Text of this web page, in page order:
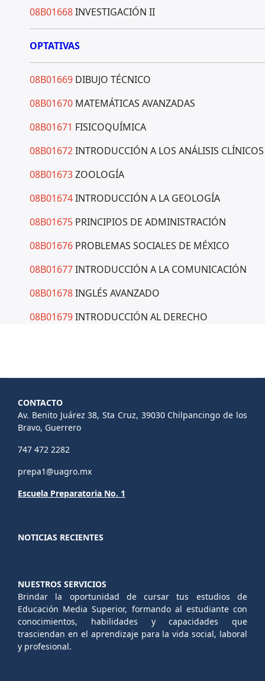
08B01668INVESTIGACIÓN II
OPTATIVAS
08B01669 DIBUJO TÉCNICO
08B01670 MATEMÁTICAS AVANZADAS
08B01671 FISICOQUÍMICA
08B01672INTRODUCCIÓN A LOS ANÁLISIS CLÍNICOS
08B01673ZOOLOGÍA
08B01674INTRODUCCIÓN A LA GEOLOGÍA
08B01675 PRINCIPIOS DE ADMINISTRACIÓN
08B01676 PROBLEMAS SOCIALES DE MÉXICO
08B01677INTRODUCCIÓN A LA COMUNICACIÓN
08B01678INGLÉS AVANZADO
08B01679INTRODUCCIÓN AL DERECHO
CONTACTO
Av. Benito Juárez 38, Sta Cruz, 39030 Chilpancingo de los
Bravo, Guerrero
747 472 2282
prepa1@uagro.mx
Escuela Preparatoria No. 1
NOTICIAS RECIENTES
NUESTROS SERVICIOS
Brindar la oportunidad de cursar tus estudios de
Educación Media Superior, formando al estudiante con
conocimientos, habilidades y capacidades que
trasciendan en el aprendizaje para la vida social, laboral
y profesional.